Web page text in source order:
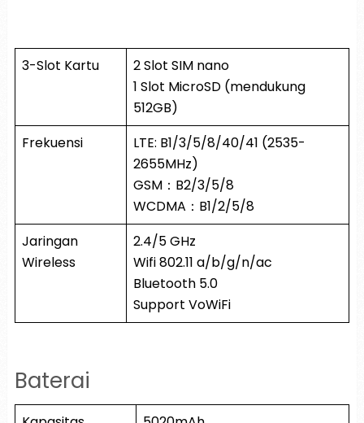
3-Slot Kartu
2 Slot SIM nano
1 Slot MicroSD (mendukung
512GB)
Frekuensi
LTE: B1/3/5/8/40/41 (2535-
2655MHz)
GSM：B2/3/5/8
WCDMA：B1/2/5/8
Jaringan
Wireless
2.4/5 GHz
Wifi 802.11 a/b/g/n/ac
Bluetooth 5.0
Support VoWiFi
Baterai